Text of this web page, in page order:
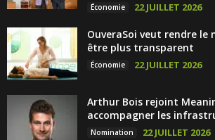
Économie 22 JUILLET 2026
OuveraSoi veut rendre le
être plus transparent
Économie 22 JUILLET 2026
Arthur Bois rejoint
accompagner les
Nomination 22 JUILLET 2026